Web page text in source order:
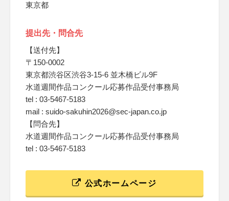
東京都
提出先・問合先
【送付先】
〒150-0002
東京都渋谷区渋谷3-15-6 並木橋ビル9F
水道週間作品コンクール応募作品受付事務局
tel : 03-5467-5183
mail : suido-sakuhin2026@sec-japan.co.jp
【問合先】
水道週間作品コンクール応募作品受付事務局
tel : 03-5467-5183
公式ホームページ